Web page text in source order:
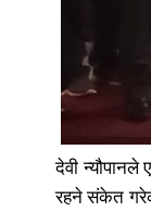
देवी न्यौपानले
रहने संकेत